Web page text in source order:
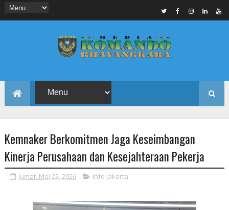
Kemnaker Berkomitmen Jaga Keseimbangan
Kinerja Perusahaan dan Kesejahteraan Pekerja
Jumat, Mei 22, 2026 Info Jakarta